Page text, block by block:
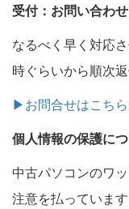
受付：お問い合わ
なるべく早く対応
時ぐらいから順次
▶お問合せはこち
個人情報の保護に
中古パソコンのワ
注意を払っていま